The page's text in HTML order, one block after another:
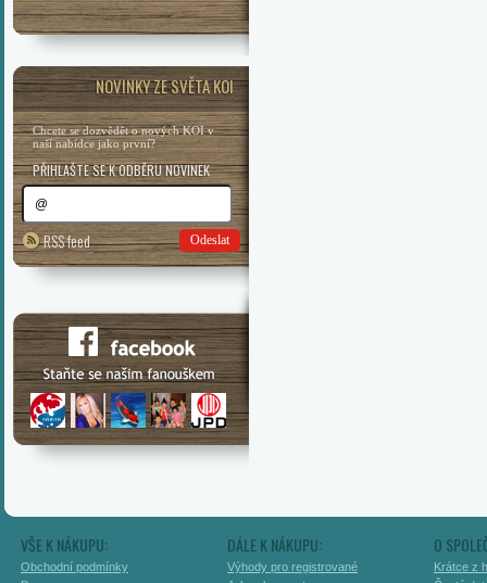
NOVINKY ZE SVĚTA KOI
Chcete se dozvědět o nových KOI v
naší nabídce jako první?
PŘIHLAŠTE SE K ODBĚRU NOVINEK
RSS feed Odeslat
VŠE K NÁKUPU:
Obchodní podmínky
DÁLE K NÁKUPU:
Výhody pro registrované
O
Krátce z